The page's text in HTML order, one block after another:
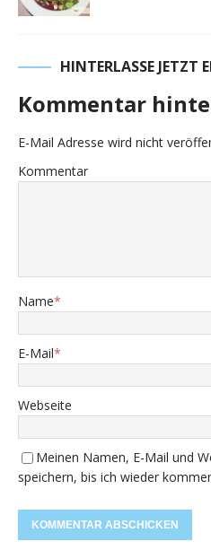
HINTERLASSE JETZT
Kommentar
E-Mail Adresse wird nicht
Kommentar
Name*
E-Mail*
Webseite
Meinen Namen, E-Mail und
speichern, bis ich wieder